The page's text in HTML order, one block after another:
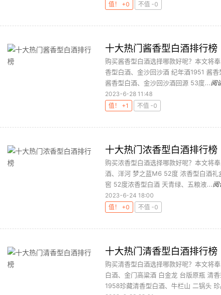
值！ +0
不值 -0
十大热门酱香型白酒排行榜
购买酱香型白酒选择哪款好呢？本文将
香型白酒、金沙回沙酒 纪年酒1951 酱
酱香型白酒、金沙回沙酒回源 53度...阅
2023-6-28 11:48
值！ +1
不值 -0
十大热门浓香型白酒排行榜
购买浓香型白酒选择哪款好呢？本文将
酒、洋河 梦之蓝M6 52度 浓香型白酒
窖 52度浓香型白酒 天青绿、五粮液...阅
2023-6-24 18:00
值！ +0
不值 -0
十大热门清香型白酒排行榜
购买清香型白酒选择哪款好呢？本文将
白酒、金门高粱酒 白金龙 台版原瓶 清
1958珍藏清香型白酒、牛栏山 二锅头